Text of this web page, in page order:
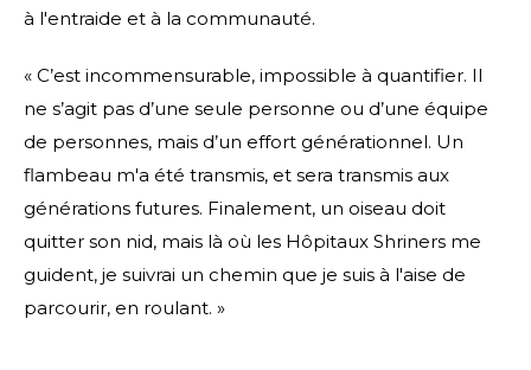
à l'entraide et à la communauté.
« C’est incommensurable, impossible à quantifier. Il
ne s’agit pas d’une seule personne ou d’une équipe
de personnes, mais d’un effort générationnel. Un
flambeau m'a été transmis, et sera transmis aux
générations futures. Finalement, un oiseau doit
quitter son nid, mais là où les Hôpitaux Shriners me
guident, je suivrai un chemin que je suis à l'aise de
parcourir, en roulant. »